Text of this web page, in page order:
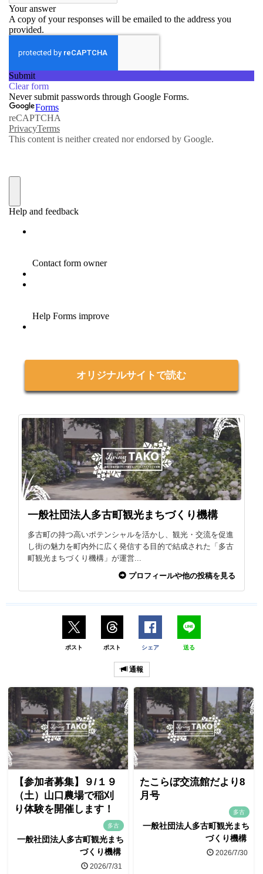
オリジナルサイトで読む
一般社団法人多古町観光まちづくり機構
多古町の持つ高いポテンシャルを活かし、観光・交流を促進
し街の魅力を町内外に広く発信する目的で結成された「多古
町観光まちづくり機構」が運営...
プロフィールや他の投稿を見る
ポスト ポスト シェア 送る
通報
【参加者募集】９/１９
（土）山口農場で稲刈
り体験を開催します！
多古
一般社団法人多古町観光まち
づくり機構
2026/7/31
たこらぼ交流館だより8
月号
多古
一般社団法人多古町観光まち
づくり機構
2026/7/30